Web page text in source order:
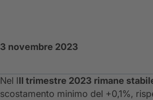
3 novembre 2023
Nel III trimestre 2023 rimane
scostamento minimo del +0,1%,